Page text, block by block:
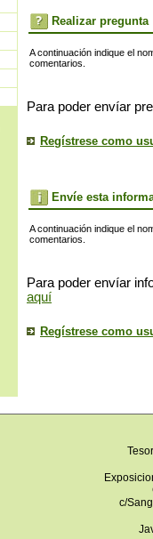
Realizar pregunta
A continuación indique el
comentarios.
Para poder envíar
Regístrese como
Envíe esta
A continuación indique el
comentarios.
Para poder envíar
aquí
Regístrese como
c/